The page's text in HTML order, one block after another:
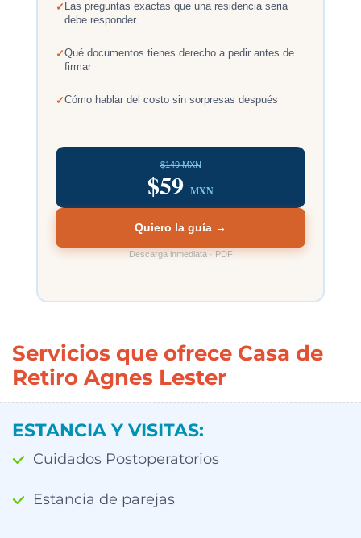
Las preguntas exactas que una residencia seria
debe responder
Qué documentos tienes derecho a pedir antes de
firmar
Cómo hablar del costo sin sorpresas después
$149 MXN
$59 MXN
Quiero la guía →
Descarga inmediata · PDF
Servicios que ofrece Casa de
Retiro Agnes Lester
ESTANCIA Y VISITAS:
Cuidados Postoperatorios
Estancia de parejas